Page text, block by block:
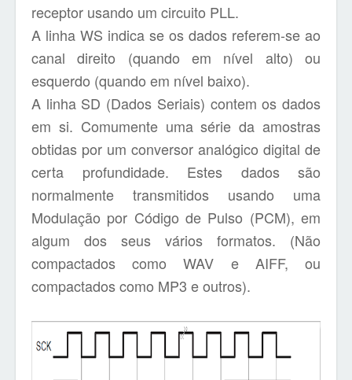
receptor usando um circuito PLL.
A linha WS indica se os dados referem-se ao
canal direito (quando em nível alto) ou
esquerdo (quando em nível baixo).
A linha SD (Dados Seriais) contem os dados
em si. Comumente uma série da amostras
obtidas por um conversor analógico digital de
certa profundidade. Estes dados são
normalmente transmitidos usando uma
Modulação por Código de Pulso (PCM), em
algum dos seus vários formatos. (Não
compactados como WAV e AIFF, ou
compactados como MP3 e outros).